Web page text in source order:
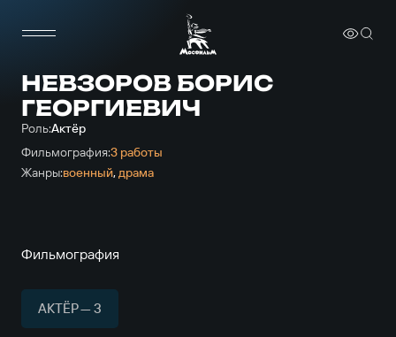
НЕВЗОРОВ БОРИС
ГЕОРГИЕВИЧ
Роль:Актёр
Фильмография:3 работы
Жанры:военный,драма
Фильмография
АКТЁР — 3